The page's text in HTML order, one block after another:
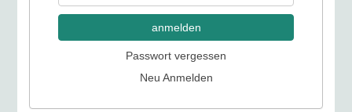
anmelden
Passwort vergessen
Neu Anmelden